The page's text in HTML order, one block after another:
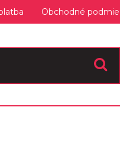
Obchodné